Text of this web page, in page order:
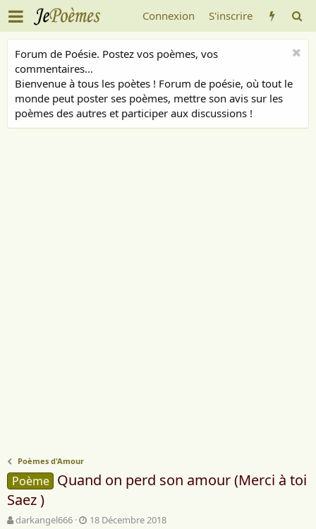
Connexion S'inscrire
Forum de Poésie. Postez vos poèmes, vos
commentaires...
Bienvenue à tous les poètes ! Forum de poésie, où tout le
monde peut poster ses poèmes, mettre son avis sur les
poèmes des autres et participer aux discussions !
Poèmes d'Amour
Poème Quand on perd son amour (Merci à toi
Saez )
A
darkangel666
D
18 Décembre 2018